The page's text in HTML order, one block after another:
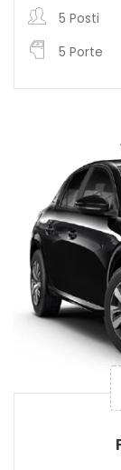
5 Posti
5 Porte